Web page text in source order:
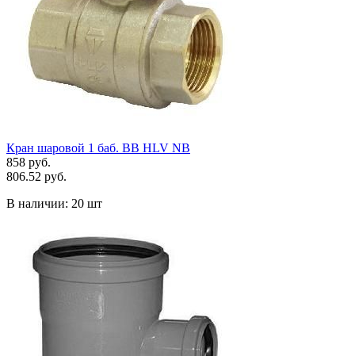
Кран шаровой 1 баб. ВВ HLV NB
858 руб.
806.52 руб.
В наличии: 20 шт